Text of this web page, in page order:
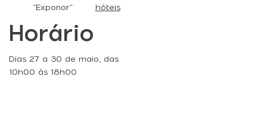
“Exponor”
hóteis
Horário
Dias 27 a 30 de maio, das
10h00 às 18h00